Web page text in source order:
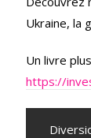
Ukraine, la
Un livre
https://